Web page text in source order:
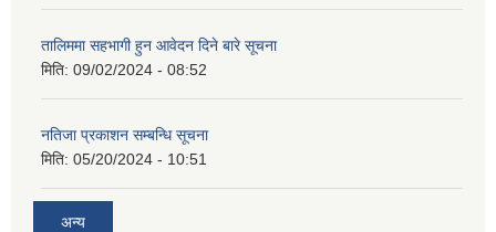
तालिममा सहभागी हुन आवेदन दिने बारे सूचना
मिति: 09/02/2024 - 08:52
नतिजा प्रकाशन सम्बन्धि सूचना
मिति: 05/20/2024 - 10:51
अन्य